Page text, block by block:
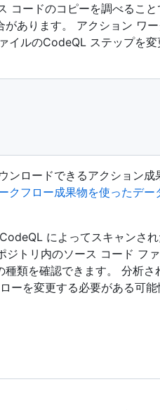
コードのコピーを調べるこ
あります。 アクション ワ
イルのCodeQL ステップを変
ンロードできるアクション成
クフロー成果物を使ったデー
によってスキャンさ
ジトリ内のソース コード フ
類を確認できます。 分析
ーを変更する必要がある可